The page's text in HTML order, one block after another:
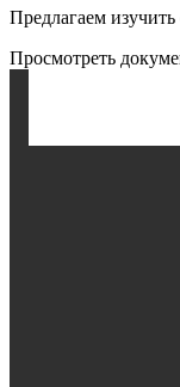
Предлагаем изучить
Просмотреть